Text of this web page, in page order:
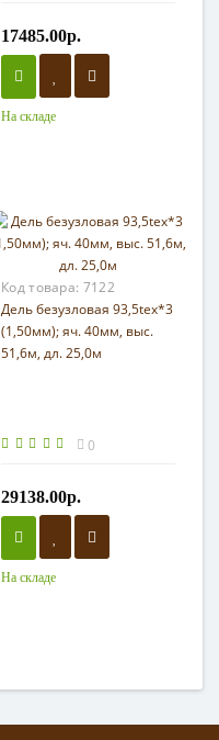
17485.00р.
На складе
Код товара: 7122
Дель безузловая 93,5tex*3
(1,50мм); яч. 40мм, выс.
51,6м, дл. 25,0м
0
29138.00р.
На складе